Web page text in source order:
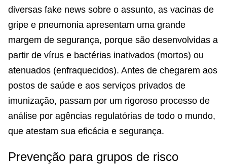
diversas fake news sobre o assunto, as vacinas de
gripe e pneumonia apresentam uma grande
margem de segurança, porque são desenvolvidas a
partir de vírus e bactérias inativados (mortos) ou
atenuados (enfraquecidos). Antes de chegarem aos
postos de saúde e aos serviços privados de
imunização, passam por um rigoroso processo de
análise por agências regulatórias de todo o mundo,
que atestam sua eficácia e segurança.
Prevenção para grupos de risco